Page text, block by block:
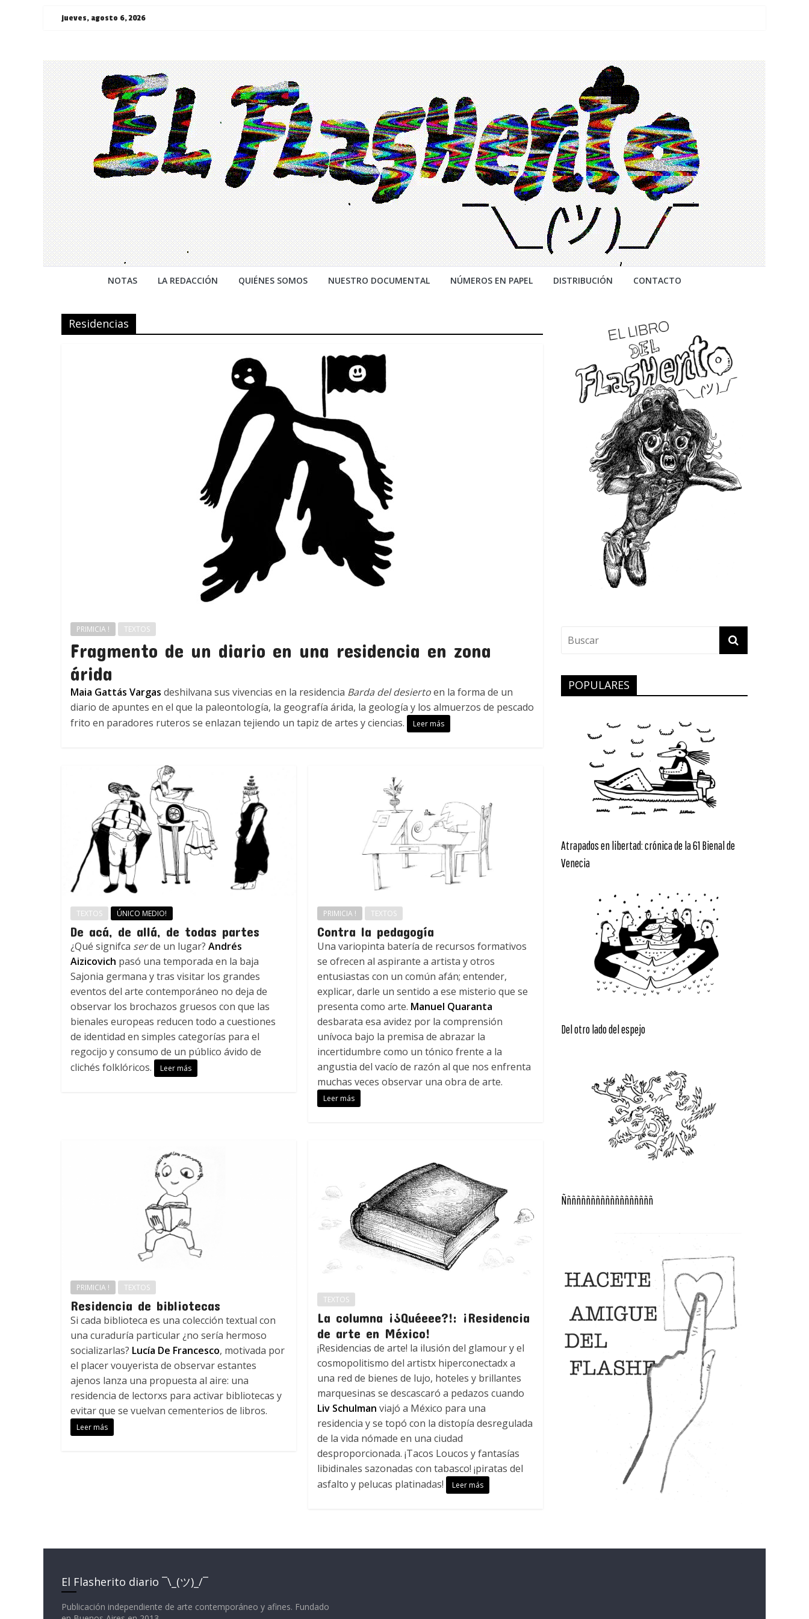
Saltarjueves, agosto 6, 2026
¯\_(ツ)_/
¯
NOTAS LA REDACCIÓN QUIÉNES SOMOS NUESTRO DOCUMENTAL NÚMEROS EN PAPEL DISTRIBUCIÓN CONTACTO
Residencias
PRIMICIA ! TEXTOS
Fragmento de un diario en una residencia en zona
árida
Maia Gattás Vargas deshilvana sus vivencias en la residencia Barda del desiertoen la forma de un
diario de apuntes en el que la paleontología, la geografía árida, la geología y los almuerzos de pescado
frito en paradores ruteros se enlazan tejiendo un tapiz de artes y ciencias.
Leer más
TEXTOS ÚNICO MEDIO!
De acá, de allá, de todas partes
¿Qué signifca serde un lugar? Andrés
Aizicovich pasó una temporada en la baja
Sajonia germana y tras visitar los grandes
eventos del arte contemporáneo no deja de
observar los brochazos gruesos con que las
bienales europeas reducen todo a cuestiones
de identidad en simples categorías para el
regocijo y consumo de un público ávido de
clichés folklóricos.
Leer más
PRIMICIA ! TEXTOS
Contra la pedagogía
Una variopinta batería de recursos formativos
se ofrecen al aspirante a artista y otros
entusiastas con un común afán; entender,
explicar, darle un sentido a ese misterio que se
presenta como arte. Manuel Quaranta
desbarata esa avidez por la comprensión
unívoca bajo la premisa de abrazar la
incertidumbre como un tónico frente a la
angustia del vacío de razón al que nos enfrenta
muchas veces observar una obra de arte.
Leer más
PRIMICIA ! TEXTOS
Residencia de bibliotecas
Si cada biblioteca es una colección textual con
una curaduría particular ¿no sería hermoso
socializarlas? Lucía De Francesco, motivada por
el placer vouyerista de observar estantes
ajenos lanza una propuesta al aire: una
residencia de lectorxs para activar bibliotecas y
evitar que se vuelvan cementerios de libros.
Leer más
TEXTOS
La columna ¡¿Quéeee?!: ¡Residencia
de arte en México!
¡Residencias de arte! la ilusión del glamour y el
cosmopolitismo del artistx hiperconectadx a
una red de bienes de lujo, hoteles y brillantes
marquesinas se descascaró a pedazos cuando
Liv Schulman viajó a México para una
residencia y se topó con la distopía desregulada
de la vida nómade en una ciudad
desproporcionada. ¡Tacos Loucos y fantasías
libidinales sazonadas con tabasco! ¡piratas del
asfalto y pelucas platinadas!
Leer más
POPULARES
Atrapados en libertad: crónica de la 61 Bienal de
Venecia
Del otro lado del espejo
Ñññññññññññññññññññ
El Flasherito diario ¯\_(ツ)_/¯
Publicación independiente de arte contemporáneo y afines. Fundado